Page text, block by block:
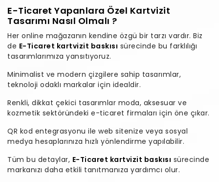
E-Ticaret Yapanlara Özel Kartvizit
Tasarımı Nasıl Olmalı ?
Her online mağazanın kendine özgü bir tarzı vardır. Biz
de E-Ticaret kartvizit baskısı sürecinde bu farklılığı
tasarımlarımıza yansıtıyoruz.
Minimalist ve modern çizgilere sahip tasarımlar,
teknoloji odaklı markalar için idealdir.
Renkli, dikkat çekici tasarımlar moda, aksesuar ve
kozmetik sektöründeki e-ticaret firmaları için öne çıkar.
QR kod entegrasyonu ile web sitenize veya sosyal
medya hesaplarınıza hızlı yönlendirme yapılabilir.
Tüm bu detaylar, E-Ticaret kartvizit baskısı sürecinde
markanızı daha etkili tanıtmanıza yardımcı olur.